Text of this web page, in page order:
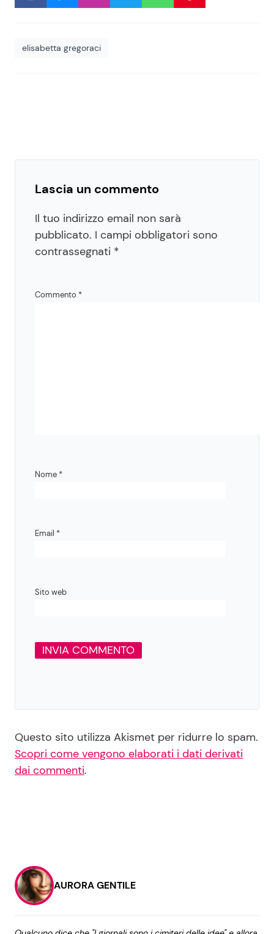
elisabetta gregoraci
Lascia un commento
Il tuo indirizzo email non sarà
pubblicato. I campi obbligatori sono
contrassegnati *
Commento *
Nome *
Email *
Sito web
Questo sito utilizza Akismet per ridurre lo spam.
Scopri come vengono elaborati i dati derivati
dai commenti.
AURORA GENTILE